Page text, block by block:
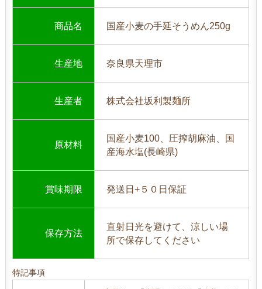
商品名 国産小麦の手延そうめん250g
生産地 奈良県天理市
生産者 株式会社坂利製麺所
原材料
国産小麦100、圧搾胡麻油、国
産海水塩(長崎県)
賞味期限 発送日+５０日保証
保存方法
直射日光を避けて、涼しい場
所で保存してください
特記事項